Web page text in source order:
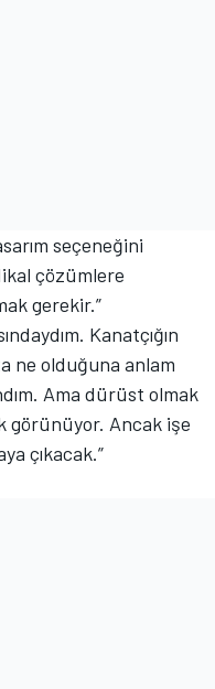
seçeneğini
çözümlere
gerekir.”
Kanatçığın
ne olduğuna anlam
Ama dürüst olmak
görünüyor. Ancak işe
çıkacak.”